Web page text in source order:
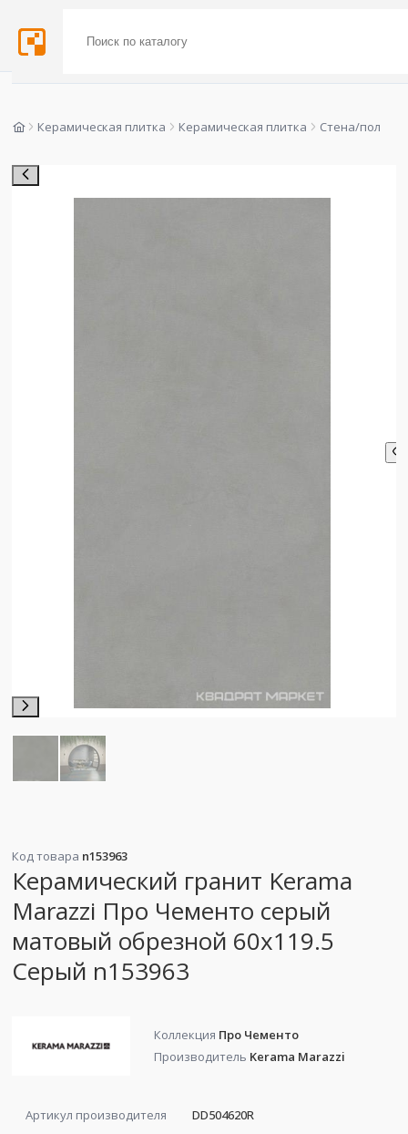
Керамическая плитка Керамическая плитка Стена/пол
Код товара n153963
Керамический гранит Kerama
Marazzi Про Чементо серый
матовый обрезной 60x119.5
Серый n153963
Коллекция Про Чементо
Производитель Kerama Marazzi
Артикул производителя
DD504620R